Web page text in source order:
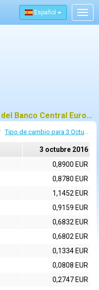
Español
Tipos de cambio de referencia del Banco Central Europeo (BCE) para 3 octubre 2016
Tipo de cambio para 3 Octubre 2016
3 octubre 2016
0,8900 EUR
0,8780 EUR
1,1452 EUR
0,9159 EUR
0,6832 EUR
0,6802 EUR
0,1334 EUR
0,0808 EUR
0,2747 EUR